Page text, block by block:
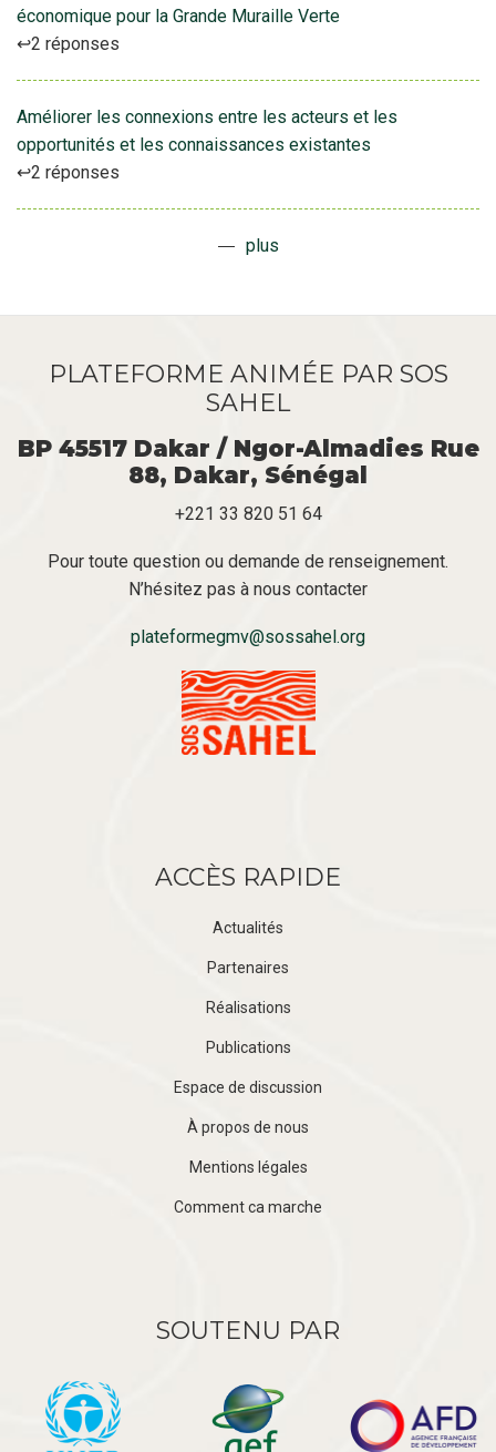
économique pour la Grande Muraille Verte
2 réponses
Améliorer les connexions entre les acteurs et les
opportunités et les connaissances existantes
2 réponses
plus
PLATEFORME ANIMÉE PAR SOS
SAHEL
BP 45517 Dakar / Ngor-Almadies Rue
88, Dakar, Sénégal
+221 33 820 51 64
Pour toute question ou demande de renseignement.
N’hésitez pas à nous contacter
plateformegmv@sossahel.org
ACCÈS RAPIDE
Actualités
Partenaires
Réalisations
Publications
Espace de discussion
À propos de nous
Mentions légales
Comment ca marche
SOUTENU PAR